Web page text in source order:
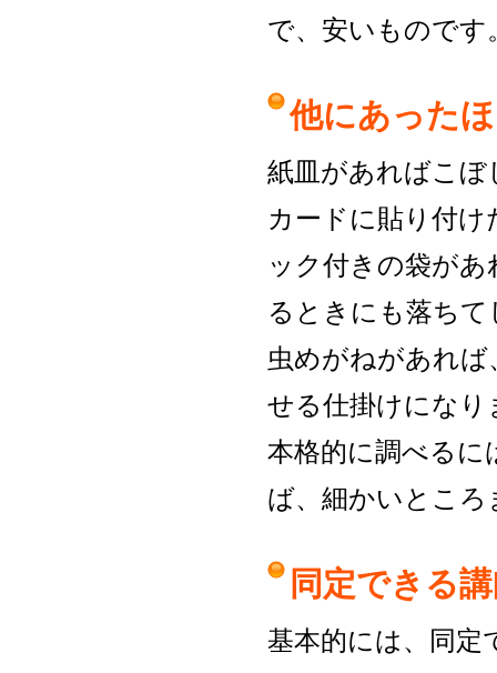
で、安いものです
他にあった
紙皿があればこ
カードに貼り付
ック付きの袋が
るときにも落ち
虫めがねがあれ
せる仕掛けになり
本格的に調べるに
ば、細かいとこ
同定できる
基本的には、同